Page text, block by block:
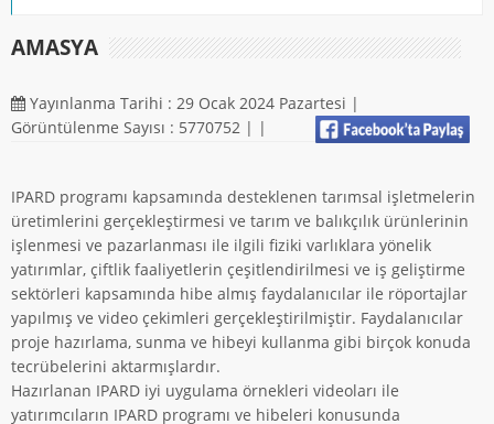
AMASYA
Yayınlanma Tarihi : 29 Ocak 2024 Pazartesi |
Görüntülenme Sayısı : 5770752 | |
IPARD programı kapsamında desteklenen tarımsal işletmelerin
üretimlerini gerçekleştirmesi ve tarım ve balıkçılık ürünlerinin
işlenmesi ve pazarlanması ile ilgili fiziki varlıklara yönelik
yatırımlar, çiftlik faaliyetlerin çeşitlendirilmesi ve iş geliştirme
sektörleri kapsamında hibe almış faydalanıcılar ile röportajlar
yapılmış ve video çekimleri gerçekleştirilmiştir. Faydalanıcılar
proje hazırlama, sunma ve hibeyi kullanma gibi birçok konuda
tecrübelerini aktarmışlardır.
Hazırlanan IPARD iyi uygulama örnekleri videoları ile
yatırımcıların IPARD programı ve hibeleri konusunda